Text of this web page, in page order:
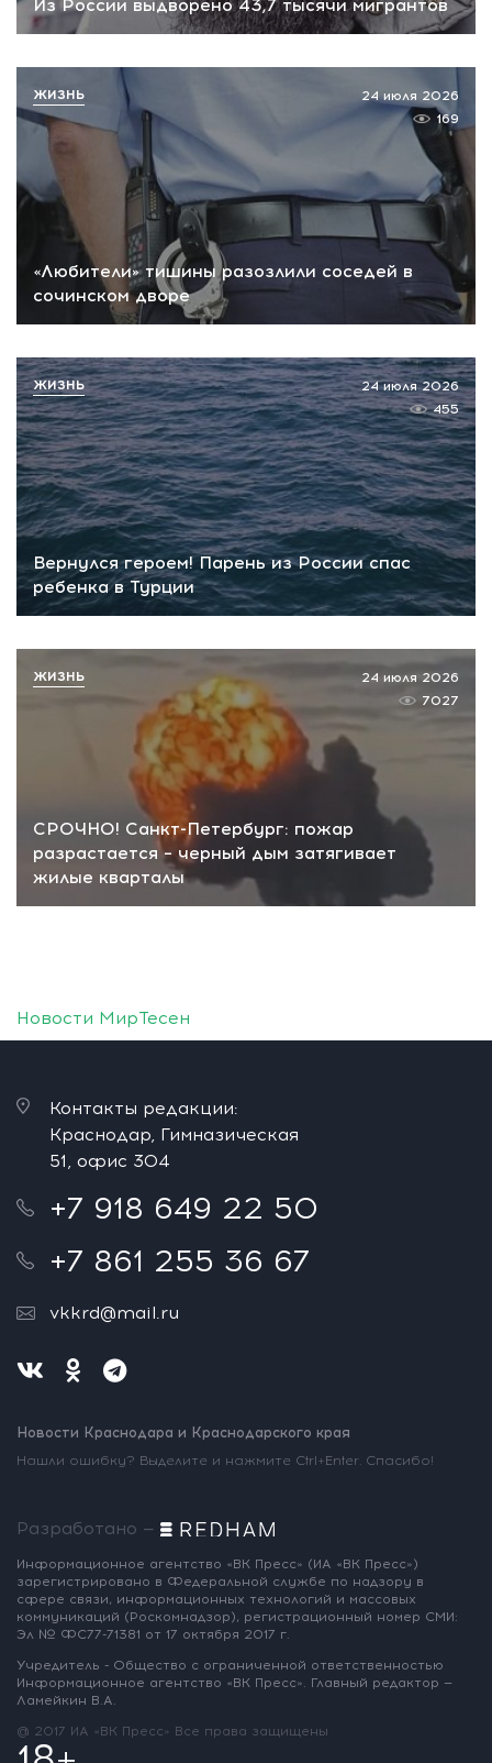
Из России выдворено 43,7 тысячи мигрантов
«Любители» тишины разозлили соседей в
сочинском дворе
24 июля 2026
169
ЖИЗНЬ
Вернулся героем! Парень из России спас
ребенка в Турции
24 июля 2026
455
ЖИЗНЬ
СРОЧНО! Санкт-Петербург: пожар
разрастается – черный дым затягивает
жилые кварталы
24 июля 2026
7027
ЖИЗНЬ
Новости МирТесен
Контакты редакции:
Краснодар, Гимназическая
51, офис 304
+7 918 649 22 50
+7 861 255 36 67
vkkrd@mail.ru
Новости Краснодара и Краснодарского края
Нашли ошибку? Выделите и нажмите Ctrl+Enter. Спасибо!
Разработано —
Информационное агентство «ВК Пресс» (ИА «ВК Пресс»)
зарегистрировано в Федеральной службе по надзору в
сфере связи, информационных технологий и массовых
коммуникаций (Роскомнадзор), регистрационный номер СМИ:
Эл № ФС77-71381 от 17 октября 2017 г.
Учредитель - Общество с ограниченной ответственностью
Информационное агентство «ВК Пресс». Главный редактор —
Ламейкин В.А.
@ 2017 ИА «ВК Пресс» Все права защищены